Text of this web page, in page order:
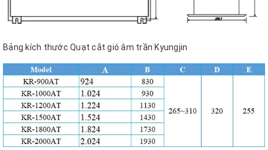
Bảng kích thước Quạt cắt gió âm trần Kyungjin